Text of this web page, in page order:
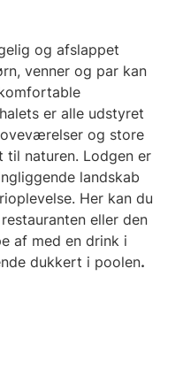
og afslappet
venner og par kan
er alle udstyret
og store
til naturen. Lodgen er
landskab
Her kan du
eller den
af med en drink i
dukkert i poolen.